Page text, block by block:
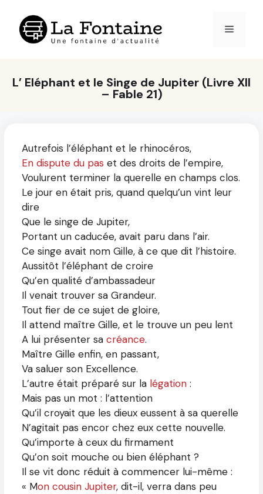
contenu
Menu
L’ Eléphant et le Singe de Jupiter (Livre XII
– Fable 21)
Autrefois l’éléphant et le rhinocéros,
En dispute du pas et des droits de l’empire,
Voulurent terminer la querelle en champs clos.
Le jour en était pris, quand quelqu’un vint leur
dire
Que le singe de Jupiter,
Portant un caducée, avait paru dans l’air.
Ce singe avait nom Gille, à ce que dit l’histoire.
Aussitôt l’éléphant de croire
Qu’en qualité d’ambassadeur
Il venait trouver sa Grandeur.
Tout fier de ce sujet de gloire,
Il attend maître Gille, et le trouve un peu lent
A lui présenter sa créance.
Maître Gille enfin, en passant,
Va saluer son Excellence.
L’autre était préparé sur la légation :
Mais pas un mot : l’attention
Qu’il croyait que les dieux eussent à sa querelle
N’agitait pas encor chez eux cette nouvelle.
Qu’importe à ceux du firmament
Qu’on soit mouche ou bien éléphant ?
Il se vit donc réduit à commencer lui-même :
« Mon cousin Jupiter, dit-il, verra dans peu